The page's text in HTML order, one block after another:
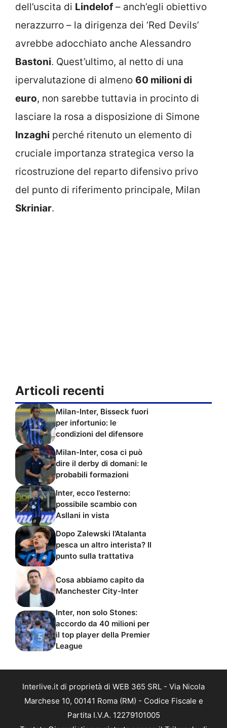
dell’uscita di Lindelof – anch’egli obiettivo
nerazzurro – la dirigenza dei ‘Red Devils’
avrebbe adocchiato anche Alessandro
Bastoni. Quest’ultimo, al netto di una
ipervalutazione di almeno 60 milioni di
euro, non sarebbe tuttavia in procinto di
lasciare la rosa a disposizione di Simone
Inzaghi perché ritenuto un elemento di
cruciale importanza strategica verso la
ricostruzione del reparto difensivo privo
del punto di riferimento principale, Milan
Skriniar.
Articoli recenti
Milan-Inter, Bisseck fuori
per infortunio: le
condizioni del difensore
Milan-Inter, cosa ci può
dire il derby di domani: le
probabili formazioni
Inter, ecco l’esterno:
possibile scambio con
Asllani in vista
Dopo Zalewski l’Atalanta
pesca un altro interista? Il
punto sulla trattativa
Cosa abbiamo capito da
Manchester City-Inter
Inter, non solo Stones:
accordo da 40 milioni per
il top player della Premier
League
Interlive.it di proprietà di WEB 365 SRL - Via Nicola
Marchese 10, 00141 Roma (RM) - Codice Fiscale e
Partita I.V.A. 12279101005